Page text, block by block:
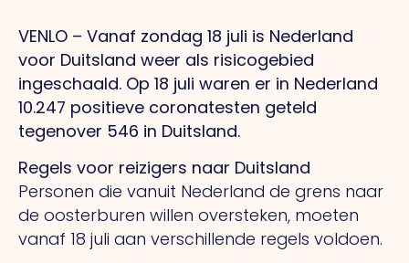
VENLO – Vanaf zondag 18 juli is Nederland
voor Duitsland weer als risicogebied
ingeschaald. Op 18 juli waren er in Nederland
10.247 positieve coronatesten geteld
tegenover 546 in Duitsland.
Regels voor reizigers naar Duitsland
Personen die vanuit Nederland de grens naar
de oosterburen willen oversteken, moeten
vanaf 18 juli aan verschillende regels voldoen.